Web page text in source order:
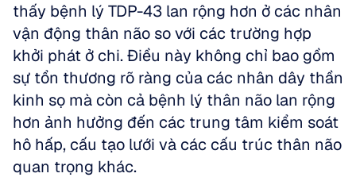
thấy bệnh lý TDP-43 lan rộng hơn ở các nhân
vận động thân não so với các trường hợp
khởi phát ở chi. Điều này không chỉ bao gồm
sự tổn thương rõ ràng của các nhân dây thần
kinh sọ mà còn cả bệnh lý thân não lan rộng
hơn ảnh hưởng đến các trung tâm kiểm soát
hô hấp, cấu tạo lưới và các cấu trúc thân não
quan trọng khác.